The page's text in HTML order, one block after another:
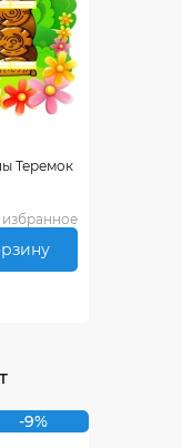
Теремок
избранное
-9%